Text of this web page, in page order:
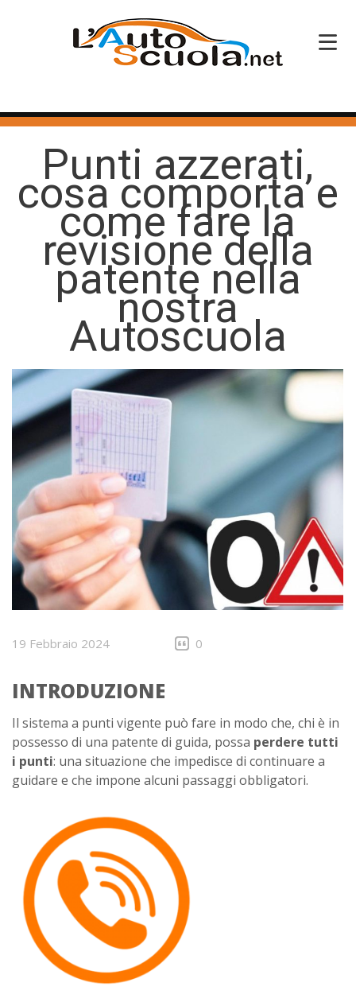
HOME
SERVIZI
CORSI PATENTE
CORSI PROFESSIONALI
PERCHÉ SCEGLIERCI
Punti azzerati,
cosa comporta e
come fare la
revisione della
patente nella
nostra
Autoscuola
19 Febbraio 2024 0
INTRODUZIONE
Il sistema a punti vigente può fare in modo che, chi è in
possesso di una patente di guida, possa perdere tutti
i punti: una situazione che impedisce di continuare a
guidare e che impone alcuni passaggi obbligatori.